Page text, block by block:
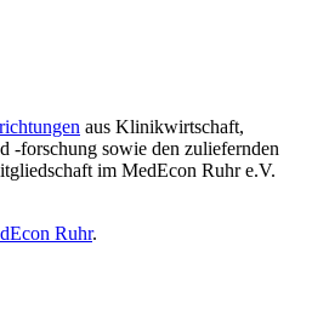
aus Klinikwirtschaft,
-forschung sowie den zuliefernden
im MedEcon Ruhr e.V.
Ruhr.